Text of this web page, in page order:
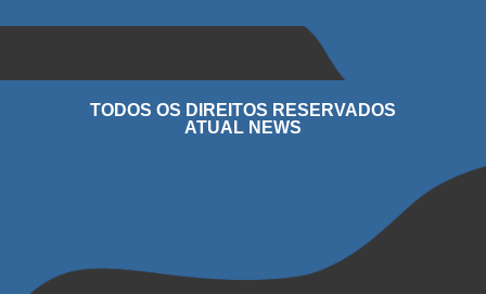
TODOS OS DIREITOS RESERVADOS
ATUAL NEWS